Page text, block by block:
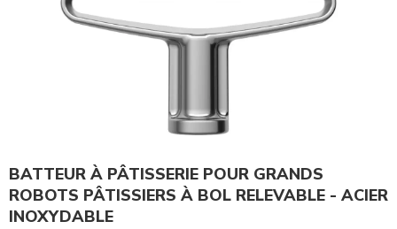
BATTEUR À PÂTISSERIE POUR GRANDS
ROBOTS PÂTISSIERS À BOL RELEVABLE - ACIER
INOXYDABLE